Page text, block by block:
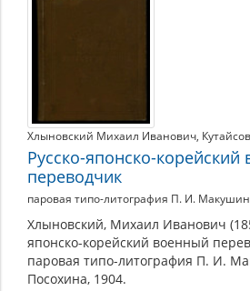
Хлыновский Михаил Иванович,
Русско-японско-корейский
переводчик
паровая типо-литография П. И.
Хлыновский, Михаил Иванович
японско-корейский военный
паровая типо-литография П. И.
Посохина, 1904.